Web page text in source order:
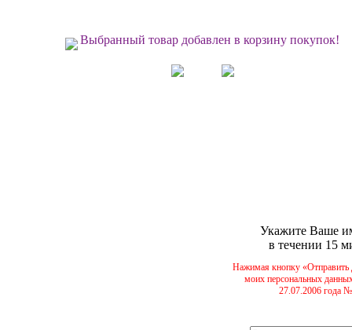
Выбранный товар добавлен в корзину покупок!
Укажите Ваше
в течении 15
Нажимая кнопку
моих персональных
27.07.2006 года